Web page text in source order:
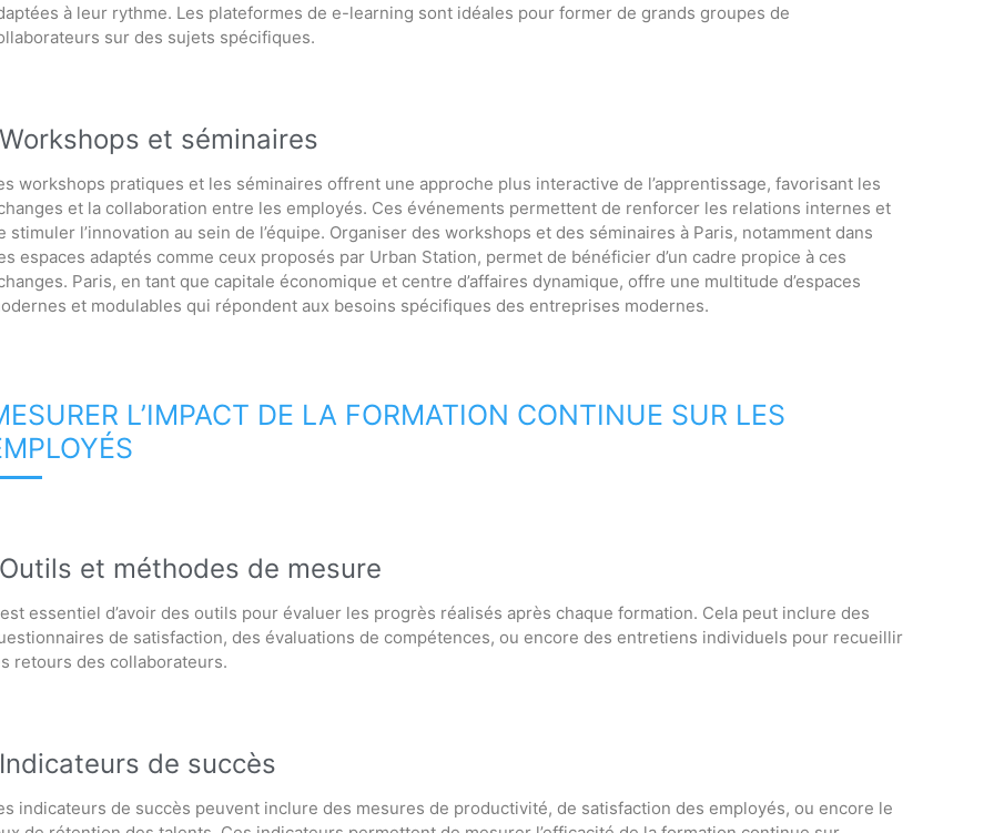
à leur rythme. Les plateformes de e-learning sont idéales pour former de grands groupes de
sur des sujets spécifiques.
Workshops et séminaires
workshops pratiques et les séminaires offrent une approche plus interactive de l’apprentissage, favorisant les
et la collaboration entre les employés. Ces événements permettent de renforcer les relations internes et
stimuler l’innovation au sein de l’équipe. Organiser des workshops et des séminaires à Paris, notamment dans
espaces adaptés comme ceux proposés par Urban Station, permet de bénéficier d’un cadre propice à ces
Paris, en tant que capitale économique et centre d’affaires dynamique, offre une multitude d’espaces
et modulables qui répondent aux besoins spécifiques des entreprises modernes.
L’IMPACT DE LA FORMATION CONTINUE SUR LES
Outils et méthodes de mesure
essentiel d’avoir des outils pour évaluer les progrès réalisés après chaque formation. Cela peut inclure des
de satisfaction, des évaluations de compétences, ou encore des entretiens individuels pour recueillir
retours des collaborateurs.
Indicateurs de succès
indicateurs de succès peuvent inclure des mesures de productivité, de satisfaction des employés, ou encore le